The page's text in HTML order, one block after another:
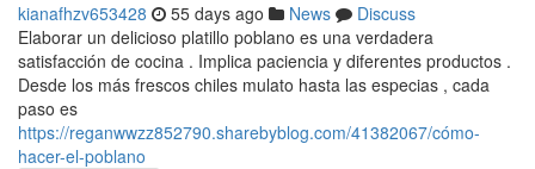
kianafhzv653428 55 days ago News
Discuss
Elaborar un delicioso platillo poblano es una verdadera
satisfacción de cocina . Implica paciencia y diferentes productos .
Desde los más frescos chiles mulato hasta las especias , cada
paso es
https://reganwwzz852790.sharebyblog.com/41382067/cómo-
hacer-el-poblano